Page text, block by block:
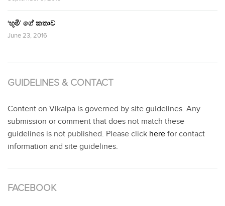
‘භූමි’ ගේ කතාව
June 23, 2016
GUIDELINES & CONTACT
Content on Vikalpa is governed by site guidelines. Any
submission or comment that does not match these
guidelines is not published. Please click here for contact
information and site guidelines.
FACEBOOK